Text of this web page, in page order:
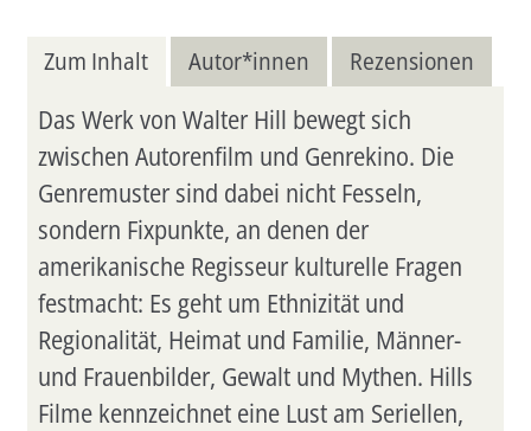
Zum Inhalt Autor*innen Rezensionen
Das Werk von Walter Hill bewegt sich
zwischen Autorenfilm und Genrekino. Die
Genremuster sind dabei nicht Fesseln,
sondern Fixpunkte, an denen der
amerikanische Regisseur kulturelle Fragen
festmacht: Es geht um Ethnizität und
Regionalität, Heimat und Familie, Männer-
und Frauenbilder, Gewalt und Mythen. Hills
Filme kennzeichnet eine Lust am Seriellen,